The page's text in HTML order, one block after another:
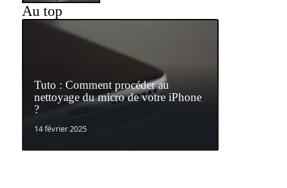
Au top
Tuto : Comment procéder au
nettoyage du micro de votre iPhone
?
14 février 2025